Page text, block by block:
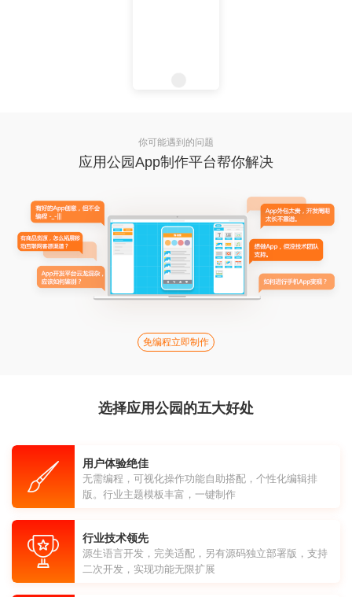
你可能遇到的问题
应用公园App制作平台帮你解决
免编程立即制作
选择应用公园的五大好处
用户体验绝佳
无需编程，可视化操作功能自助搭配，个性化编辑排
版。行业主题模板丰富，一键制作
行业技术领先
源生语言开发，完美适配，另有源码独立部署版，支持
二次开发，实现功能无限扩展